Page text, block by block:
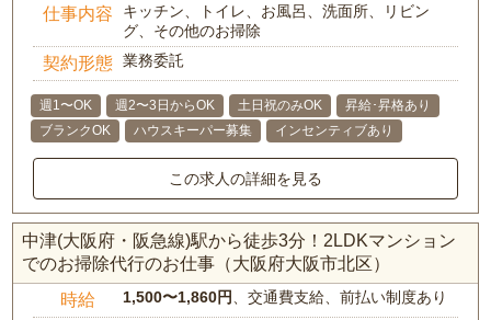
仕事内容
キッチン、トイレ、お風呂、洗面所、リビン
グ、その他のお掃除
契約形態 業務委託
週1〜OK 週2〜3日からOK 土日祝のみOK
昇給･昇格あり
ブランクOK
ハウスキーパー募集 インセンティブあり
この求人の詳細を見る
中津(大阪府・阪急線)駅から徒歩3分！2LDKマンション
でのお掃除代行のお仕事（大阪府大阪市北区）
時給 1,500〜1,860円 、交通費支給、前払い制度あり